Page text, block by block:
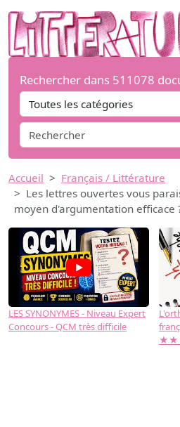
Rechercher dans 511078
Accueil
Français / Littérature
Les lettres ouvertes vous
moyen d'argumentation efficace
LES SYNONYMES - Niveau Expert
Concours - QCM très difficile